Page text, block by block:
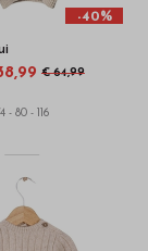
-40%
€ 64,99
- 80 - 116